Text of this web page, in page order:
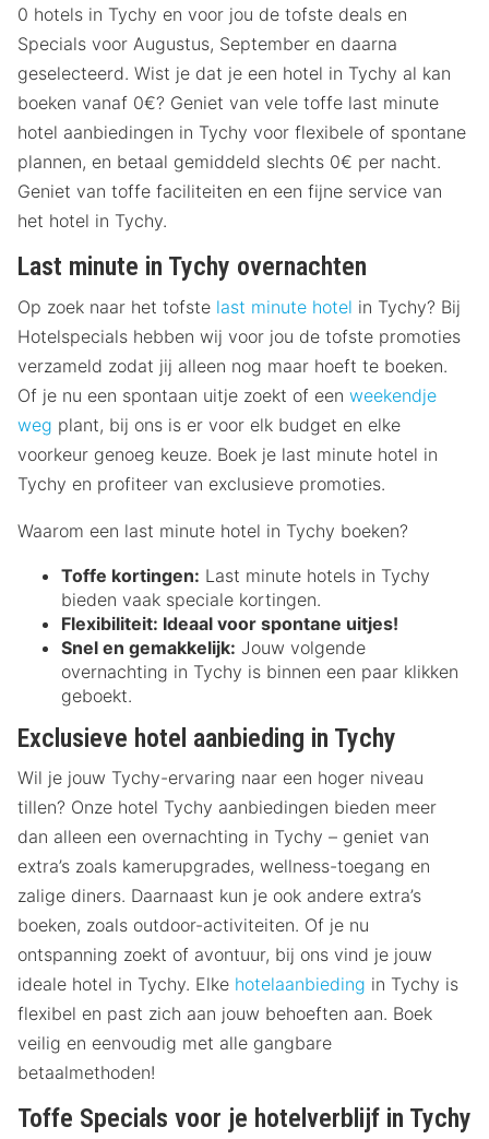
0 hotels in Tychy en voor jou de tofste deals en
Specials voor Augustus, September en daarna
geselecteerd. Wist je dat je een hotel in Tychy al kan
boeken vanaf 0€? Geniet van vele toffe last minute
hotel aanbiedingen in Tychy voor flexibele of spontane
plannen, en betaal gemiddeld slechts 0€ per nacht.
Geniet van toffe faciliteiten en een fijne service van
het hotel in Tychy.
Last minute in Tychy overnachten
Op zoek naar het tofste last minute hotel in Tychy? Bij
Hotelspecials hebben wij voor jou de tofste promoties
verzameld zodat jij alleen nog maar hoeft te boeken.
Of je nu een spontaan uitje zoekt of een weekendje
weg plant, bij ons is er voor elk budget en elke
voorkeur genoeg keuze. Boek je last minute hotel in
Tychy en profiteer van exclusieve promoties.
Waarom een last minute hotel in Tychy boeken?
Toffe kortingen: Last minute hotels in Tychy
bieden vaak speciale kortingen.
Flexibiliteit: Ideaal voor spontane uitjes!
Snel en gemakkelijk: Jouw volgende
overnachting in Tychy is binnen een paar klikken
geboekt.
Exclusieve hotel aanbieding in Tychy
Wil je jouw Tychy-ervaring naar een hoger niveau
tillen? Onze hotel Tychy aanbiedingen bieden meer
dan alleen een overnachting in Tychy – geniet van
extra’s zoals kamerupgrades, wellness-toegang en
zalige diners. Daarnaast kun je ook andere extra’s
boeken, zoals outdoor-activiteiten. Of je nu
ontspanning zoekt of avontuur, bij ons vind je jouw
ideale hotel in Tychy. Elke hotelaanbieding in Tychy is
flexibel en past zich aan jouw behoeften aan. Boek
veilig en eenvoudig met alle gangbare
betaalmethoden!
Toffe Specials voor je hotelverblijf in Tychy